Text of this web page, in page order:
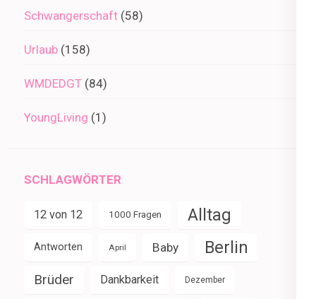
Schwangerschaft (58)
Urlaub (158)
WMDEDGT (84)
YoungLiving (1)
SCHLAGWÖRTER
12 von 12 1000 Fragen Alltag
Antworten April Baby Berlin
Brüder Dankbarkeit Dezember